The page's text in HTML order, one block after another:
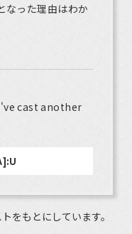
なった理由はわか
cast another
をもとにしています。